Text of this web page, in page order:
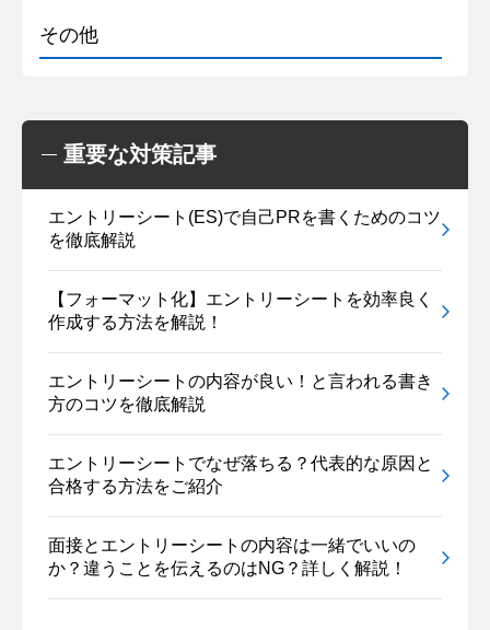
その他
重要な対策記事
エントリーシート(ES)で自己PRを書くためのコツ
を徹底解説
【フォーマット化】エントリーシートを効率良く
作成する方法を解説！
エントリーシートの内容が良い！と言われる書き
方のコツを徹底解説
エントリーシートでなぜ落ちる？代表的な原因と
合格する方法をご紹介
面接とエントリーシートの内容は一緒でいいの
か？違うことを伝えるのはNG？詳しく解説！